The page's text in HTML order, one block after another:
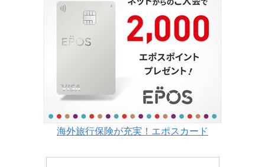
海外旅行保険が充実！エポスカード